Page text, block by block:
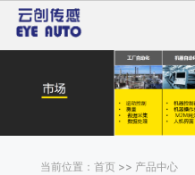
当前位置：首页 >> 产品中心